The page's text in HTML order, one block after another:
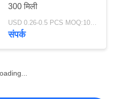
25
300 मिली
USD 0.26-0.5 PCS MOQ:10000 पीसी
संपर्क